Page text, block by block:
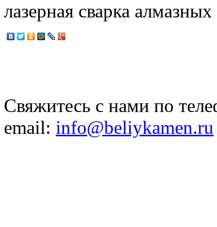
лазерная сварка
Свяжитесь с нами по
email: info@beliykamen.ru